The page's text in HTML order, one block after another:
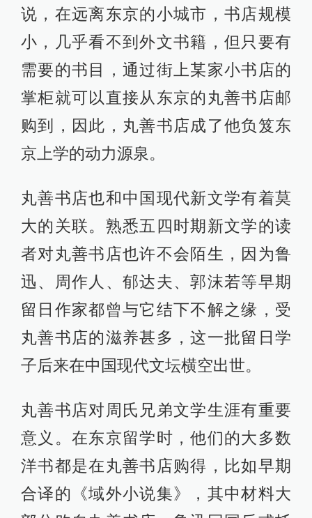
说，在远离东京的小城市，书店规模
小，几乎看不到外文书籍，但只要有
需要的书目，通过街上某家小书店的
掌柜就可以直接从东京的丸善书店邮
购到，因此，丸善书店成了他负笈东
京上学的动力源泉。
丸善书店也和中国现代新文学有着莫
大的关联。熟悉五四时期新文学的读
者对丸善书店也许不会陌生，因为鲁
迅、周作人、郁达夫、郭沫若等早期
留日作家都曾与它结下不解之缘，受
丸善书店的滋养甚多，这一批留日学
子后来在中国现代文坛横空出世。
丸善书店对周氏兄弟文学生涯有重要
意义。在东京留学时，他们的大多数
洋书都是在丸善书店购得，比如早期
合译的《域外小说集》，其中材料大